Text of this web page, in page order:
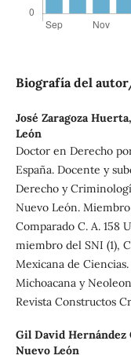
Biografía del
José Zaragoza Huerta,
León
Doctor en Derecho
España. Docente y
Derecho y
Nuevo León.
Comparado C. A. 158
miembro del SNI (1),
Mexicana de
Michoacana y
Revista Constructos
Gil David Hernández
Nuevo León